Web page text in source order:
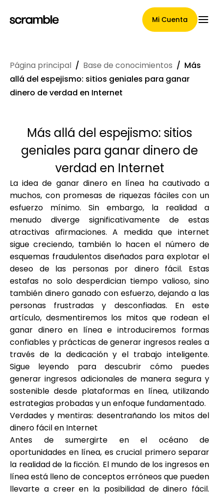
Mi Cuenta
Página Principal
Términos de asignación de
reclamaciones
Galería de marcas
Selección de marca
Calculadoras
Historial de Rondas
Blog
Contáctenos
Ayuda
Página principal / Base de conocimientos / Más
allá del espejismo: sitios geniales para ganar
dinero de verdad en Internet
Más allá del espejismo: sitios
geniales para ganar dinero de
verdad en Internet
La idea de ganar dinero en línea ha cautivado a
muchos, con promesas de riquezas fáciles con un
esfuerzo mínimo. Sin embargo, la realidad a
menudo diverge significativamente de estas
atractivas afirmaciones. A medida que internet
sigue creciendo, también lo hacen el número de
esquemas fraudulentos diseñados para explotar el
deseo de las personas por dinero fácil. Estas
estafas no solo desperdician tiempo valioso, sino
también dinero ganado con esfuerzo, dejando a las
personas frustradas y desconfiadas. En este
artículo, desmentiremos los mitos que rodean el
ganar dinero en línea e introduciremos formas
confiables y prácticas de generar ingresos reales a
través de la dedicación y el trabajo inteligente.
Sigue leyendo para descubrir cómo puedes
generar ingresos adicionales de manera segura y
sostenible desde plataformas en línea, utilizando
estrategias probadas y un enfoque fundamentado.
Verdades y mentiras: desentrañando los mitos del
dinero fácil en Internet
Antes de sumergirte en el océano de
oportunidades en línea, es crucial primero separar
la realidad de la ficción. El mundo de los ingresos en
línea está lleno de conceptos erróneos que pueden
llevarte a creer en la posibilidad de dinero fácil.